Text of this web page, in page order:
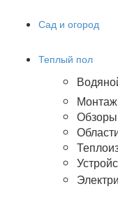
Сад и огород
Теплый пол